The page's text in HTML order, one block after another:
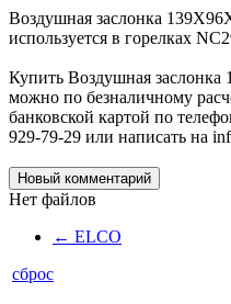
Воздушная заслонка
используется в горелках
Купить Воздушная
можно по безналичному
банковской картой по
929-79-29 или написать на
Новый комментарий
Нет файлов
← ELCO
сброс